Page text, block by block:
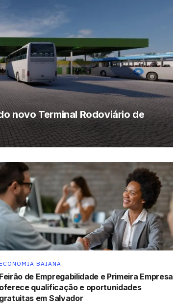
novo Terminal Rodoviário de
BAIANA
Feirão de Empregabilidade e Primeira Empresa
oferece qualificação e oportunidades
gratuitas em Salvador